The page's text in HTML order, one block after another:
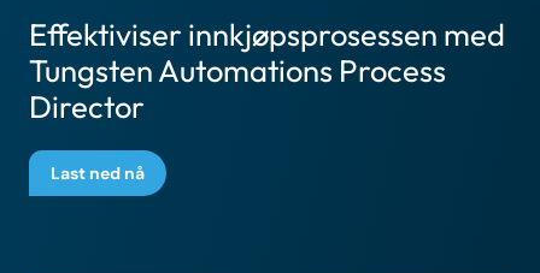
Effektiviser innkjøpsprosessen med
Tungsten Automations Process
Director
Last ned nå